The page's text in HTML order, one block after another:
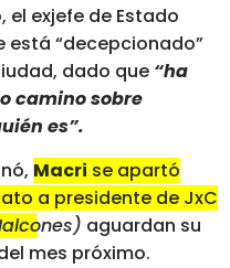
exjefe de Estado
está “decepcionado”
dado que “ha
camino sobre
es”.
Macri se apartó
a presidente de JxC
aguardan su
mes próximo.